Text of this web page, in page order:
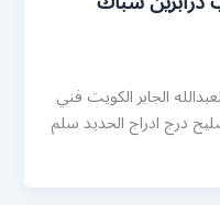
الجابر الكويت فني
درج ادراج الحديد سلم